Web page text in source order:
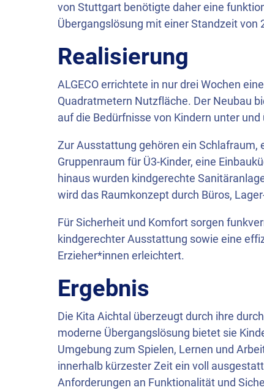
von Stuttgart benötigte daher eine
Übergangslösung mit einer Standzeit von
Realisierung
ALGECOerrichtete in nur drei Wochen
Quadratmetern Nutzfläche. Der Neubau
auf die Bedürfnisse von Kindern unter
Zur Ausstattung gehören ein Schlafraum,
Gruppenraum für Ü3-Kinder, eine
hinaus wurden kindgerechte
wird das Raumkonzept durch Büros,
Für Sicherheit und Komfort sorgen
kindgerechter Ausstattung sowie eine
Erzieher*innen erleichtert.
Ergebnis
Die Kita Aichtal überzeugt durch ihre
moderne Übergangslösung bietet sie
Umgebung zum Spielen, Lernen und
innerhalb kürzester Zeit ein voll
Anforderungen an Funktionalität und